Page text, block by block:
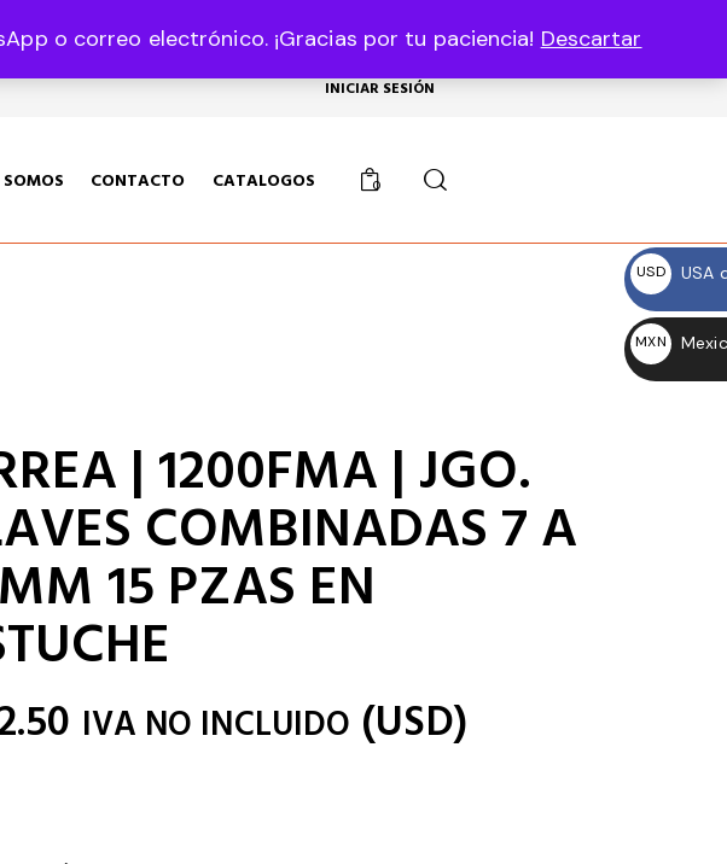
o correo electrónico. ¡Gracias por tu paciencia! Descartar
USD, $
INICIAR SESIÓN
CONTACTO CATALOGOS 0
| 1200FMA | JGO.
COMBINADAS 7 A
15 PZAS EN
IVA NO INCLUIDO (USD)
USD
USA
MXN